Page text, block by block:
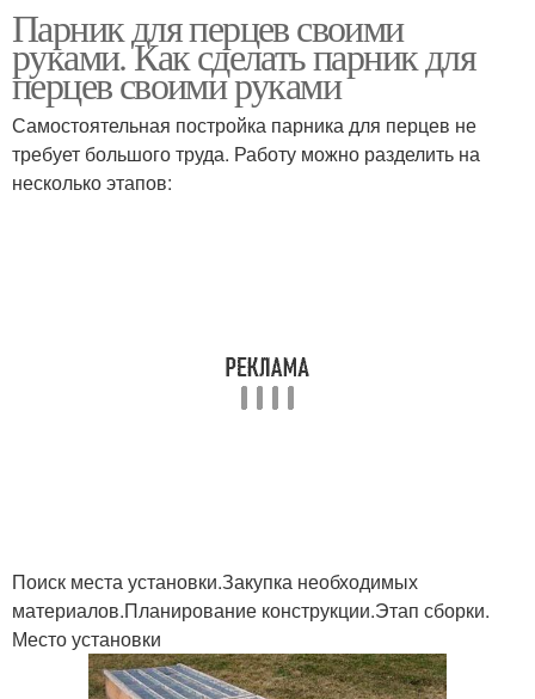
Парник для перцев своими
руками. Как сделать парник для
перцев своими руками
Самостоятельная постройка парника для перцев не
требует большого труда. Работу можно разделить на
несколько этапов:
Поиск места установки.Закупка необходимых
материалов.Планирование конструкции.Этап сборки.
Место установки